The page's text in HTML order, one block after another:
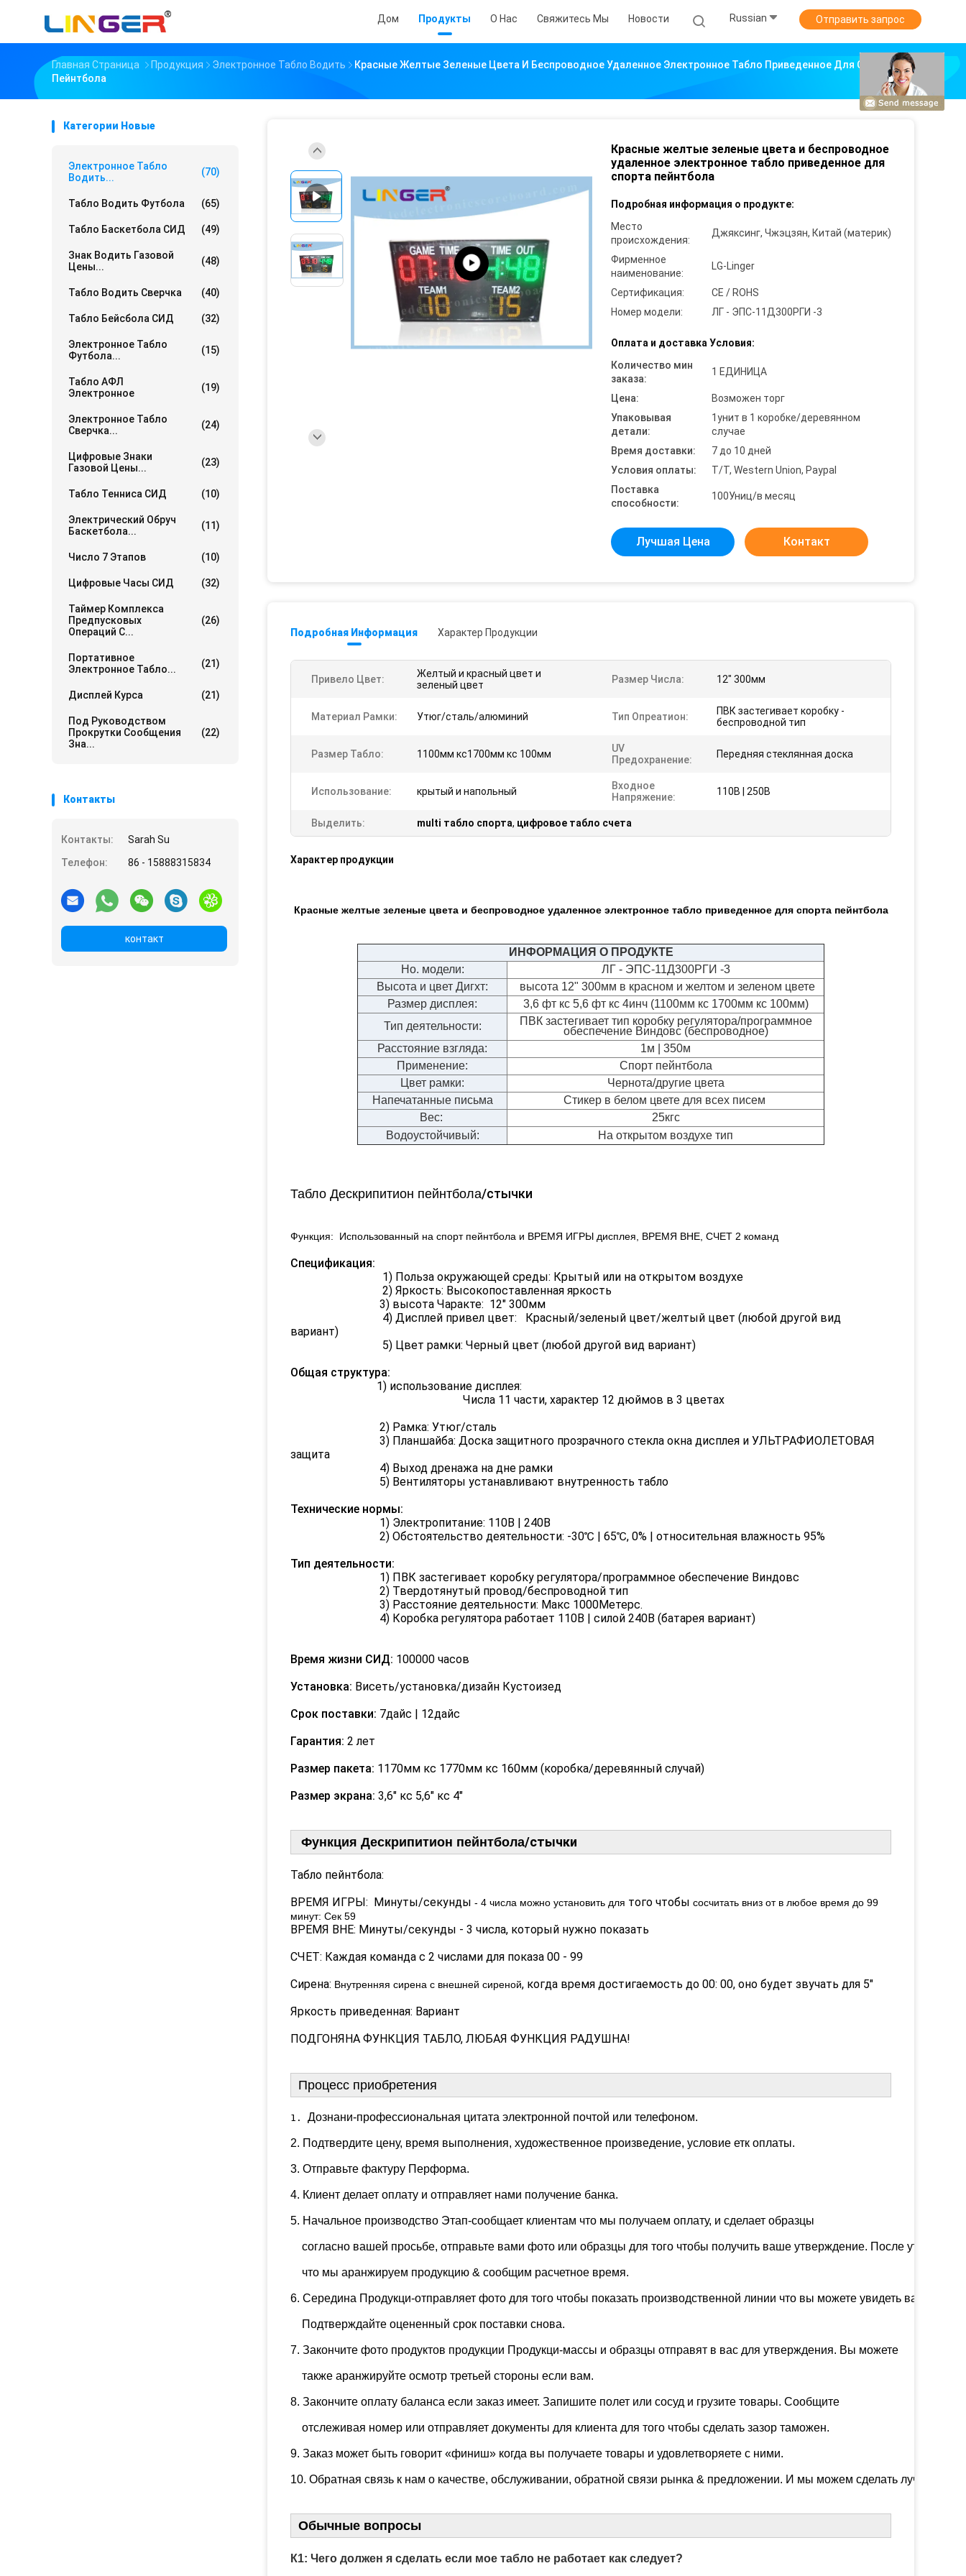
Дом Продукты О Нас Свяжитесь Мы Новости Russian Отправить запрос
Главная Страница Продукция Электронное Табло Водить
Красные Желтые Зеленые Цвета И Беспроводное Удаленное Электронное Табло Приведенное Для Спорта
Пейнтбола
Категории Новые
Электронное Табло
Водить...
(70)
Табло Водить Футбола (65)
Табло Баскетбола СИД (49)
Знак Водить Газовой
Цены...
(48)
Табло Водить Сверчка (40)
Табло Бейсбола СИД (32)
Электронное Табло
Футбола...
(15)
Табло АФЛ
Электронное
(19)
Электронное Табло
Сверчка...
(24)
Цифровые Знаки
Газовой Цены...
(23)
Табло Тенниса СИД (10)
Электрический Обруч
Баскетбола...
(11)
Число 7 Этапов (10)
Цифровые Часы СИД (32)
Таймер Комплекса
Предпусковых
Операций С...
(26)
Портативное
Электронное Табло...
(21)
Дисплей Курса (21)
Под Руководством
Прокрутки Сообщения
Зна...
(22)
Контакты
Контакты:
Sarah Su
Телефон:
86 - 15888315834
контакт
Красные желтые зеленые цвета и беспроводное
удаленное электронное табло приведенное для
спорта пейнтбола
Подробная информация о продукте:
Место
происхождения:
Джяксинг, Чжэцзян, Китай (материк)
Фирменное
наименование:
LG-Linger
Сертификация:
CE / ROHS
Номер модели:
ЛГ - ЭПС-11Д300РГИ -3
Оплата и доставка Условия:
Количество мин
заказа:
1 ЕДИНИЦА
Цена:
Возможен торг
Упаковывая
детали:
1унит в 1 коробке/деревянном
случае
Время доставки:
7 до 10 дней
Условия оплаты:
T/T, Western Union, Paypal
Поставка
способности:
100Униц/в месяц
Лучшая Цена Контакт
Подробная Информация Характер Продукции
Привело Цвет:
Желтый и красный цвет и
зеленый цвет
Размер Числа: 12" 300мм
Материал Рамки: Утюг/сталь/алюминий Тип Опреатион:
ПВК застегивает коробку -
беспроводной тип
Размер Табло: 1100мм кс1700мм кс 100мм
UV
Предохранение:
Передняя стеклянная доска
Использование: крытый и напольный
Входное
Напряжение:
110В | 250В
Выделить: multi табло спорта, цифровое табло счета
Характер продукции
Красные желтые зеленые цвета и беспроводное удаленное электронное табло приведенное для спорта пейнтбола
ИНФОРМАЦИЯ О ПРОДУКТЕ
Но. модели:
ЛГ - ЭПС-11Д300РГИ -3
Высота и цвет Дигхт:
высота 12" 300мм в красном и желтом и зеленом цвете
Размер дисплея:
3,6 фт кс 5,6 фт кс 4инч (1100мм кс 1700мм кс 100мм)
Тип деятельности:
ПВК застегивает тип коробку регулятора/программное
обеспечение Виндовс (беспроводное)
Расстояние взгляда:
1м | 350м
Применение:
Спорт пейнтбола
Цвет рамки:
Чернота/другие цвета
Напечатанные письма
Стикер в белом цвете для всех писем
Вес:
25кгс
Водоустойчивый:
На открытом воздухе тип
Табло Дескрипитион пейнтбола/стычки
Функция: Использованный на спорт пейнтбола и ВРЕМЯ ИГРЫ дисплея, ВРЕМЯ ВНЕ, СЧЕТ 2 команд
Спецификация:
1) Польза окружающей среды: Крытый или на открытом воздухе
2) Яркость: Высокопоставленная яркость
3) высота Чаракте: 12" 300мм
4) Дисплей привел цвет: Красный/зеленый цвет/желтый цвет (любой другой вид
вариант)
5) Цвет рамки: Черный цвет (любой другой вид вариант)
Общая структура:
1) использование дисплея:
Числа 11 части, характер 12 дюймов в 3 цветах
2) Рамка: Утюг/сталь
3) Планшайба: Доска защитного прозрачного стекла окна дисплея и УЛЬТРАФИОЛЕТОВАЯ
защита
4) Выход дренажа на дне рамки
5) Вентиляторы устанавливают внутренность табло
Технические нормы:
1) Электропитание: 110В | 240В
2) Обстоятельство деятельности: -30℃ | 65℃, 0% | относительная влажность 95%
Тип деятельности:
1) ПВК застегивает коробку регулятора/программное обеспечение Виндовс
2) Твердотянутый провод/беспроводной тип
3) Расстояние деятельности: Макс 1000Метерс.
4) Коробка регулятора работает 110В | силой 240В (батарея вариант)
Время жизни СИД: 100000 часов
Установка: Висеть/установка/дизайн Кустоизед
Срок поставки: 7дайс | 12дайс
Гарантия: 2 лет
Размер пакета: 1170мм кс 1770мм кс 160мм (коробка/деревянный случай)
Размер экрана: 3,6" кс 5,6" кс 4"
Функция Дескрипитион пейнтбола/стычки
Табло пейнтбола:
ВРЕМЯ ИГРЫ: Минуты/секунды - 4 числа можно установить для того чтобы сосчитать вниз от в любое время до 99
минут: Сек 59
ВРЕМЯ ВНЕ: Минуты/секунды - 3 числа, который нужно показать
СЧЕТ: Каждая команда с 2 числами для показа 00 - 99
Сирена: Внутренняя сирена с внешней сиреной, когда время достигаемость до 00: 00, оно будет звучать для 5"
Яркость приведенная: Вариант
ПОДГОНЯНА ФУНКЦИЯ ТАБЛО, ЛЮБАЯ ФУНКЦИЯ РАДУШНА!
Процесс приобретения
1. Дознани-профессиональная цитата электронной почтой или телефоном.
2. Подтвердите цену, время выполнения, художественное произведение, условие етк оплаты.
3. Отправьте фактуру Перформа.
4. Клиент делает оплату и отправляет нами получение банка.
5. Начальное производство Этап-сообщает клиентам что мы получаем оплату, и сделает образцы
согласно вашей просьбе, отправьте вами фото или образцы для того чтобы получить ваше утверждение. После
    что мы аранжируем продукцию & сообщим расчетное время.
6. Середина Продукци-отправляет фото для того чтобы показать производственной линии что вы можете увидеть ваши
    Подтверждайте оцененный срок поставки снова.
7. Закончите фото продуктов продукции Продукци-массы и образцы отправят в вас для утверждения. Вы можете
    также аранжируйте осмотр третьей стороны если вам.
8. Закончите оплату баланса если заказ имеет. Запишите полет или сосуд и грузите товары. Сообщите
    отслеживая номер или отправляет документы для клиента для того чтобы сделать зазор таможен.
9. Заказ может быть говорит «финиш» когда вы получаете товары и удовлетворяете с ними.
10. Обратная связь к нам о качестве, обслуживании, обратной связи рынка & предложении. И мы можем сделать лучше.
Обычные вопросы
К1: Чего должен я сделать если мое табло не работает как следует?